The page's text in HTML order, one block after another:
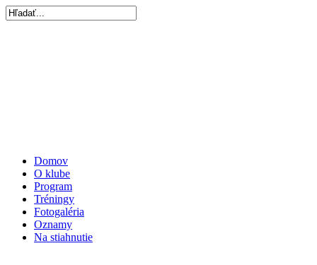
Domov
O klube
Program
Tréningy
Fotogaléria
Oznamy
Na stiahnutie